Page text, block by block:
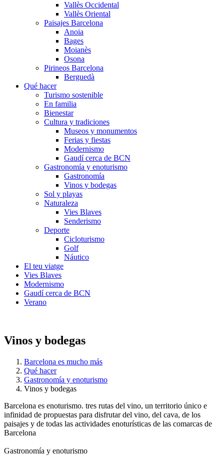
Vallès Occidental
Vallès Oriental
Paisajes Barcelona
Anoia
Bages
Moianès
Osona
Pirineos Barcelona
Berguedà
Qué hacer
Turismo sostenible
En familia
Bienestar
Cultura y tradiciones
Museos y monumentos
Ferias y fiestas
Modernismo
Gaudí cerca de BCN
Gastronomía y enoturismo
Gastronomía
Vinos y bodegas
Sol y playas
Naturaleza
Vies Blaves
Senderismo
Deporte
Cicloturismo
Golf
Náutico
El teu viatge
Vies Blaves
Modernismo
Gaudí cerca de BCN
Verano
Vinos y bodegas
Barcelona es mucho más
Qué hacer
Gastronomía y enoturismo
Vinos y bodegas
Barcelona es enoturismo. tres rutas del vino, un territorio único e
infinidad de propuestas para disfrutar del vino, del cava, de los
paisajes y de todas las actividades enoturísticas de las comarcas de
Barcelona
Gastronomía y enoturismo